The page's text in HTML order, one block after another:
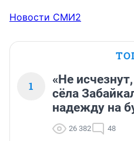
Новости СМИ2
1
«Не
сёла
надежду на
26 382 48